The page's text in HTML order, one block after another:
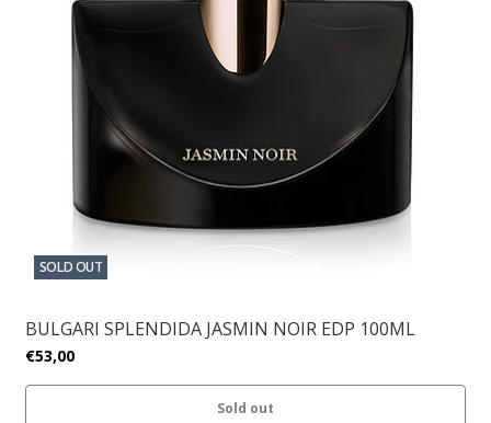
SOLD OUT
BULGARI SPLENDIDA JASMIN NOIR EDP 100ML
€53,00
Sold out